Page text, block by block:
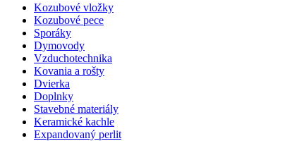
Kozubové vložky
Kozubové pece
Sporáky
Dymovody
Vzduchotechnika
Kovania a rošty
Dvierka
Doplnky
Stavebné materiály
Keramické kachle
Expandovaný perlit